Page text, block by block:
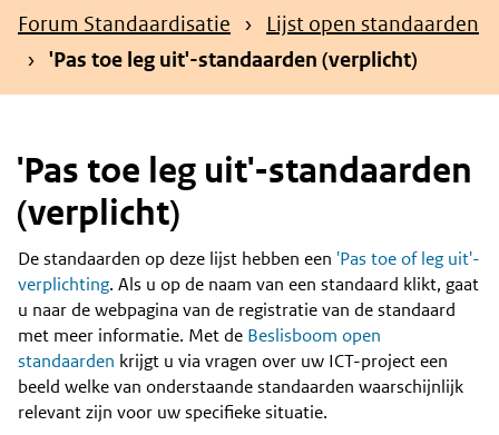
zoekterm
Kruimelpad
Forum Standaardisatie
Lijst open standaarden
'Pas toe leg uit'-standaarden (verplicht)
'Pas toe leg uit'-standaarden
(verplicht)
Content
De standaarden op deze lijst hebben een 'Pas toe of leg uit'-
verplichting. Als u op de naam van een standaard klikt, gaat
u naar de webpagina van de registratie van de standaard
met meer informatie. Met de Beslisboom open
standaarden krijgt u via vragen over uw ICT-project een
beeld welke van onderstaande standaarden waarschijnlijk
relevant zijn voor uw specifieke situatie.